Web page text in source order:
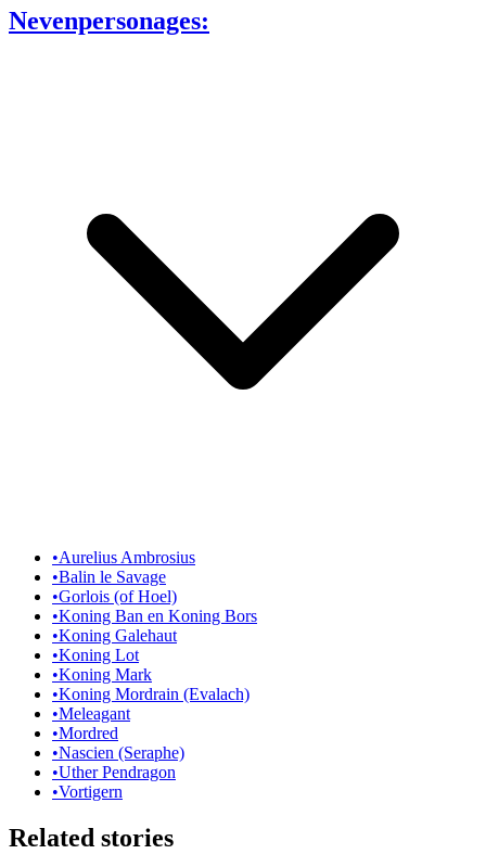
Nevenpersonages:
•Aurelius Ambrosius
•Balin le Savage
•Gorlois (of Hoel)
•Koning Ban en Koning Bors
•Koning Galehaut
•Koning Lot
•Koning Mark
•Koning Mordrain (Evalach)
•Meleagant
•Mordred
•Nascien (Seraphe)
•Uther Pendragon
•Vortigern
Related stories